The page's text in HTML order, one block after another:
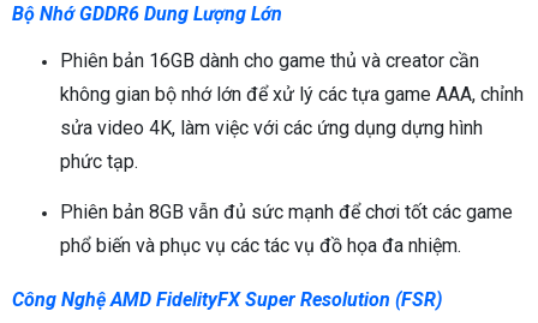
Bộ Nhớ GDDR6 Dung Lượng Lớn
Phiên bản 16GB dành cho game thủ và creator cần
không gian bộ nhớ lớn để xử lý các tựa game AAA, chỉnh
sửa video 4K, làm việc với các ứng dụng dựng hình
phức tạp.
Phiên bản 8GB vẫn đủ sức mạnh để chơi tốt các game
phổ biến và phục vụ các tác vụ đồ họa đa nhiệm.
Công Nghệ AMD FidelityFX Super Resolution (FSR)